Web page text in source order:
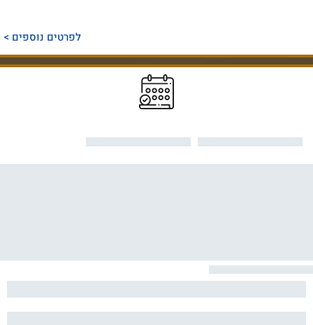
לפרטים נוספים >